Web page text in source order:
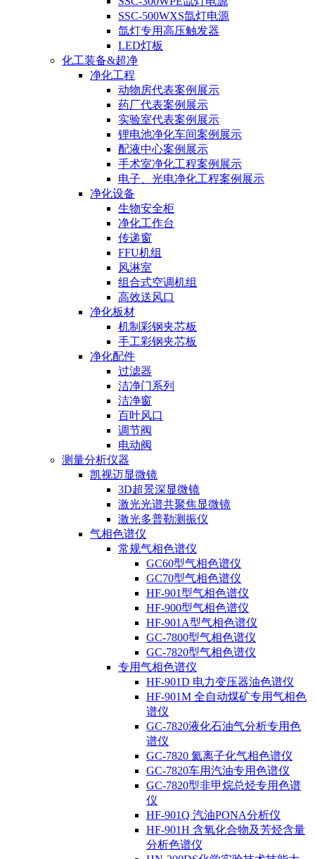
SSC-500WXS氙灯电源
氙灯专用高压触发器
LED灯板
化工装备&超净
净化工程
动物房代表案例展示
药厂代表案例展示
实验室代表案例展示
锂电池净化车间案例展示
配液中心案例展示
手术室净化工程案例展示
电子、光电净化工程案例展示
净化设备
生物安全柜
净化工作台
传递窗
FFU机组
风淋室
组合式空调机组
高效送风口
净化板材
机制彩钢夹芯板
手工彩钢夹芯板
净化配件
过滤器
洁净门系列
洁净窗
百叶风口
调节阀
电动阀
测量分析仪器
凯视迈显微镜
3D超景深显微镜
激光光谱共聚焦显微镜
激光多普勒测振仪
气相色谱仪
常规气相色谱仪
GC60型气相色谱仪
GC70型气相色谱仪
HF-901型气相色谱仪
HF-900型气相色谱仪
HF-901A型气相色谱仪
GC-7800型气相色谱仪
GC-7820型气相色谱仪
专用气相色谱仪
HF-901D 电力变压器油色谱仪
HF-901M 全自动煤矿专用气相色
谱仪
GC-7820液化石油气分析专用色
谱仪
GC-7820 氦离子化气相色谱仪
GC-7820车用汽油专用色谱仪
GC-7820型非甲烷总烃专用色谱
仪
HF-901Q 汽油PONA分析仪
HF-901H 含氧化合物及芳烃含量
分析色谱仪